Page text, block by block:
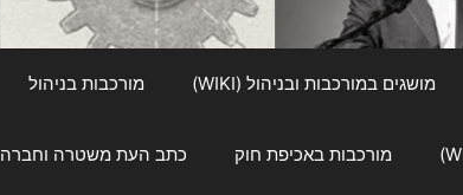
מושגים במורכבות ובניהול (WIKI) מורכבות בניהול
מורכבות באכיפת חוק כתב העת משטרה וחברה